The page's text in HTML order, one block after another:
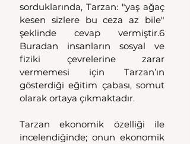
sorduklarında, Tarzan: "yaş ağaç
kesen sizlere bu ceza az bile"
şeklinde cevap vermiştir.6
Buradan insanların sosyal ve
fiziki çevrelerine zarar
vermemesi için Tarzan’ın
gösterdiği eğitim çabası, somut
olarak ortaya çıkmaktadır.
Tarzan ekonomik özelliği ile
incelendiğinde; onun ekonomik